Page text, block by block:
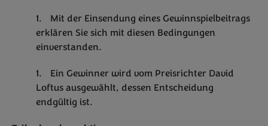
Mit der Einsendung eines Gewinnspielbeitrags
erklären Sie sich mit diesen Bedingungen
einverstanden.
Ein Gewinner wird vom Preisrichter David
Loftus ausgewählt, dessen Entscheidung
endgültig ist.